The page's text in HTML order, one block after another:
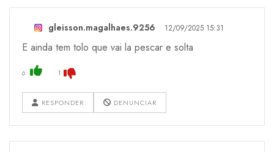
gleisson.magalhaes.9256 12/09/2025 15:31
E ainda tem tolo que vai la pescar e solta
6 1
RESPONDER DENUNCIAR